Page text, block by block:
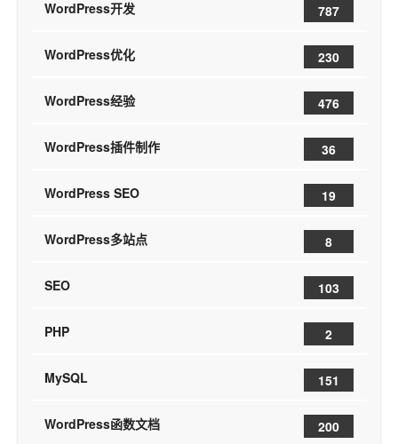
WordPress开发 787
WordPress优化 230
WordPress经验 476
WordPress插件制作 36
WordPress SEO 19
WordPress多站点 8
SEO 103
PHP 2
MySQL 151
WordPress函数文档 200